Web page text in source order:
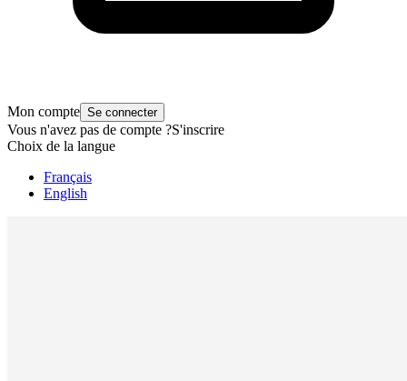
Mon compte Se connecter
Vous n'avez pas de compte ?S'inscrire
Choix de la langue
Français
English